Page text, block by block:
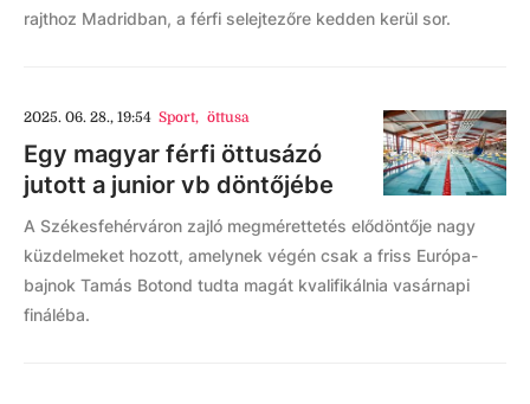
rajthoz Madridban, a férfi selejtezőre kedden kerül sor.
2025. 06. 28., 19:54 Sport, öttusa
Egy magyar férfi öttusázó
jutott a junior vb döntőjébe
A Székesfehérváron zajló megmérettetés elődöntője nagy
küzdelmeket hozott, amelynek végén csak a friss Európa-
bajnok Tamás Botond tudta magát kvalifikálnia vasárnapi
fináléba.